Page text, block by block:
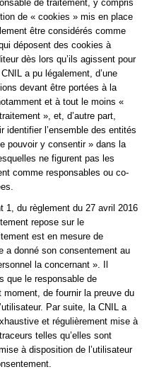
de traitement, y compris
de « cookies » mis en place
être considérés comme
déposent des cookies à
dès lors qu’ils agissent pour
a pu légalement, d’une
devant être portées à la
et à tout le moins «
», et, d’autre part,
identifier l’ensemble des entités
pouvoir y consentir » dans la
ne figurent pas les
comme responsables ou co-
1, du règlement du 27 avril 2016
repose sur le
est en mesure de
a donné son consentement au
la concernant ». Il
que le responsable de
de fournir la preuve du
Par suite, la CNIL a
et régulièrement mise à
telles qu’elles sont
à disposition de l’utilisateur